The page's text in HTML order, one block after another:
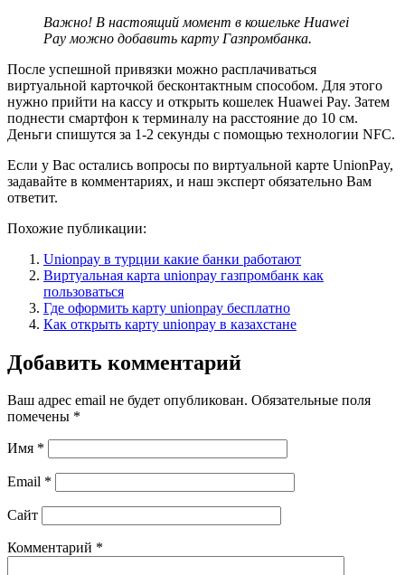
Важно! В настоящий момент в кошельке Huawei
Pay можно добавить карту Газпромбанка.
После успешной привязки можно расплачиваться
виртуальной карточкой бесконтактным способом. Для этого
нужно прийти на кассу и открыть кошелек Huawei Pay. Затем
поднести смартфон к терминалу на расстояние до 10 см.
Деньги спишутся за 1-2 секунды с помощью технологии NFC.
Если у Вас остались вопросы по виртуальной карте UnionPay,
задавайте в комментариях, и наш эксперт обязательно Вам
ответит.
Похожие публикации:
Unionpay в турции какие банки работают
Виртуальная карта unionpay газпромбанк как
пользоваться
Где оформить карту unionpay бесплатно
Как открыть карту unionpay в казахстане
Добавить комментарий
Ваш адрес email не будет опубликован. Обязательные поля
помечены *
Имя *
Email *
Сайт
Комментарий *